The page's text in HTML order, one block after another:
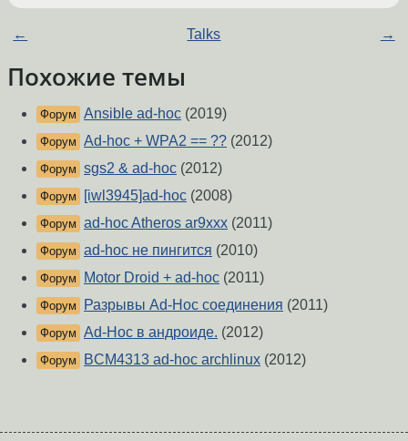
← Talks →
Похожие темы
Форум Ansible ad-hoc (2019)
Форум Ad-hoc + WPA2 == ?? (2012)
Форум sgs2 & ad-hoc (2012)
Форум [iwl3945]ad-hoc (2008)
Форум ad-hoc Atheros ar9xxx (2011)
Форум ad-hoc не пингится (2010)
Форум Motor Droid + ad-hoc (2011)
Форум Разрывы Ad-Hoc соединения (2011)
Форум Ad-Hoc в андроиде. (2012)
Форум BCM4313 ad-hoc archlinux (2012)